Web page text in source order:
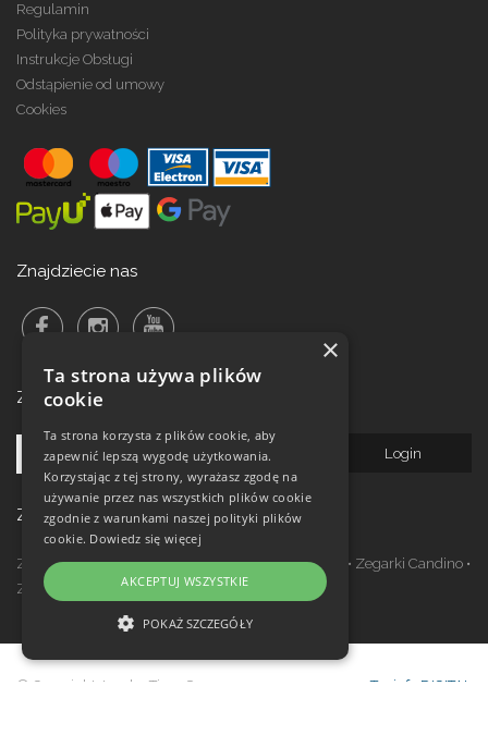
Regulamin
Polityka prywatności
Instrukcje Obsługi
Odstąpienie od umowy
Cookies
Znajdziecie nas
Zalogowanie do newsletteru!
Zegarki w ofercie
Zegarki Festina•Zegarki Kronaby•Zegarki Jaguar • Zegarki Candino •
Zegarki Lotus
Zegarki Calypso
© Copyright Janeba Time Sp. z o.o. 2017-
Topinfo DIGITAL
×
Ta strona używa plików
cookie
Ta strona korzysta z plików cookie, aby
zapewnić lepszą wygodę użytkowania.
Korzystając z tej strony, wyrażasz zgodę na
używanie przez nas wszystkich plików cookie
zgodnie z warunkami naszej polityki plików
cookie. Dowiedz się więcej
AKCEPTUJ WSZYSTKIE
POKAŻ SZCZEGÓŁY
NIEZBĘDNE